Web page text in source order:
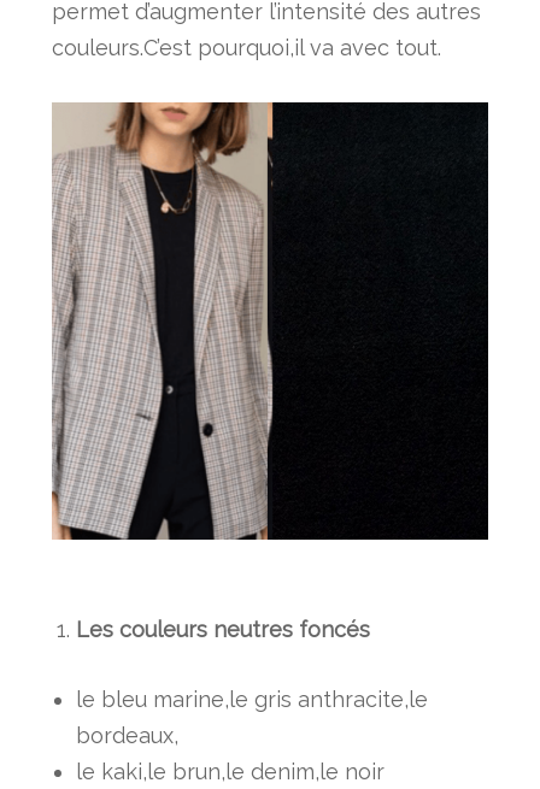
permet d’augmenter l’intensité des autres
couleurs.C’est pourquoi,il va avec tout.
Les couleurs neutres foncés
le bleu marine,le gris anthracite,le
bordeaux,
le kaki,le brun,le denim,le noir